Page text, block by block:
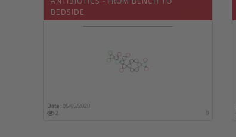
BEDSIDE
Date :05/05/2020
2
0